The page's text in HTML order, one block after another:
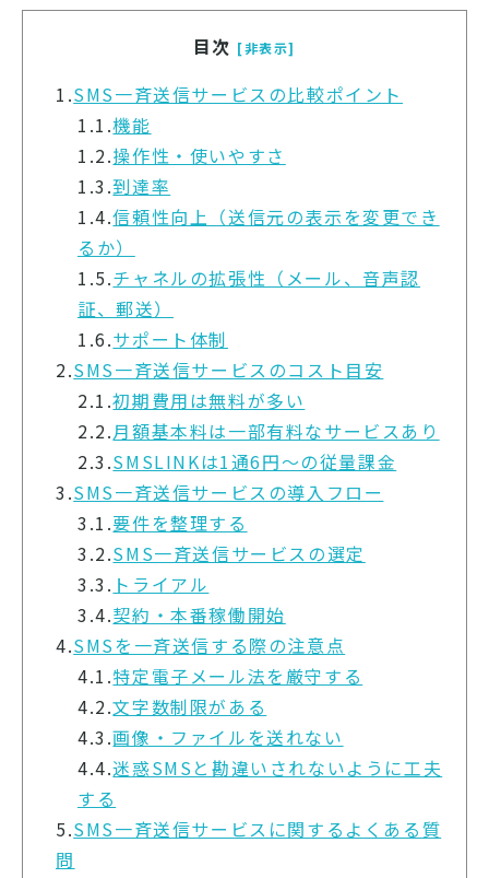
目次 [非表示]
1.SMS一斉送信サービスの比較ポイント
1.1.機能
1.2.操作性・使いやすさ
1.3.到達率
1.4.信頼性向上（送信元の表示を変更でき
るか）
1.5.チャネルの拡張性（メール、音声認
証、郵送）
1.6.サポート体制
2.SMS一斉送信サービスのコスト目安
2.1.初期費用は無料が多い
2.2.月額基本料は一部有料なサービスあり
2.3.SMSLINKは1通6円～の従量課金
3.SMS一斉送信サービスの導入フロー
3.1.要件を整理する
3.2.SMS一斉送信サービスの選定
3.3. トライアル
3.4.契約・本番稼働開始
4.SMSを一斉送信する際の注意点
4.1.特定電子メール法を厳守する
4.2.文字数制限がある
4.3.画像・ファイルを送れない
4.4.迷惑SMSと勘違いされないように工夫
する
5.SMS一斉送信サービスに関するよくある質
問